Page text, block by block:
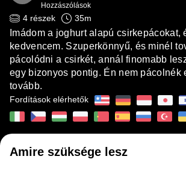
Hozzászólások
4 részek 35m
Imádom a joghurt alapú csirkepácokat,
kedvencem. Szuperkönnyű, és minél
pácolódni a csirkét, annál finomabb
egy bizonyos pontig. Én nem pácolnék
tovább.
Fordítások elérhetők
Amire szüksége lesz